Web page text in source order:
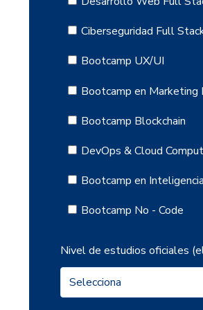
Ciberseguridad Full
Bootcamp UX/UI
Bootcamp en
Bootcamp Blockchain
DevOps & Cloud
Bootcamp en
Bootcamp No - Code
Nivel de estudios oficiales